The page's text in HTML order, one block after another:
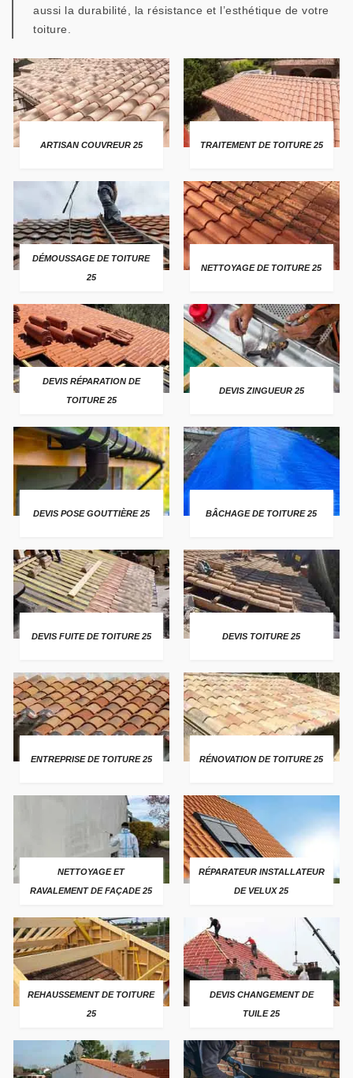
aussi la durabilité, la résistance et l’esthétique de votre
toiture.
ARTISAN COUVREUR 25 TRAITEMENT DE TOITURE 25
DÉMOUSSAGE DE TOITURE
25
NETTOYAGE DE TOITURE 25
DEVIS RÉPARATION DE
TOITURE 25
DEVIS ZINGUEUR 25
DEVIS POSE GOUTTIÈRE 25 BÂCHAGE DE TOITURE 25
DEVIS FUITE DE TOITURE 25 DEVIS TOITURE 25
ENTREPRISE DE TOITURE 25 RÉNOVATION DE TOITURE 25
NETTOYAGE ET
RAVALEMENT DE FAÇADE 25
RÉPARATEUR INSTALLATEUR
DE VELUX 25
REHAUSSEMENT DE TOITURE
25
DEVIS CHANGEMENT DE
TUILE 25